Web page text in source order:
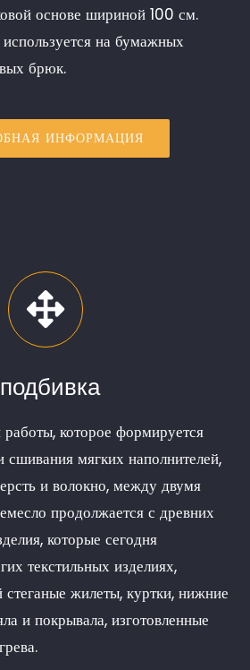
основе шириной 100 см.
на бумажных
брюк.
ИНФОРМАЦИЯ
подбивка
которое формируется
мягких наполнителей,
и волокно, между двумя
продолжается с древних
которые сегодня
текстильных изделиях,
стеганые жилеты, куртки, нижние
и покрывала, изготовленные